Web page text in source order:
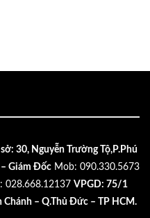
sở: 30, Nguyễn Trường Tộ,P.Phú
Giám Đốc Mob: 090.330.5673
028.668.12137 VPGD: 75/1
– Q.Thủ Đức – TP HCM.